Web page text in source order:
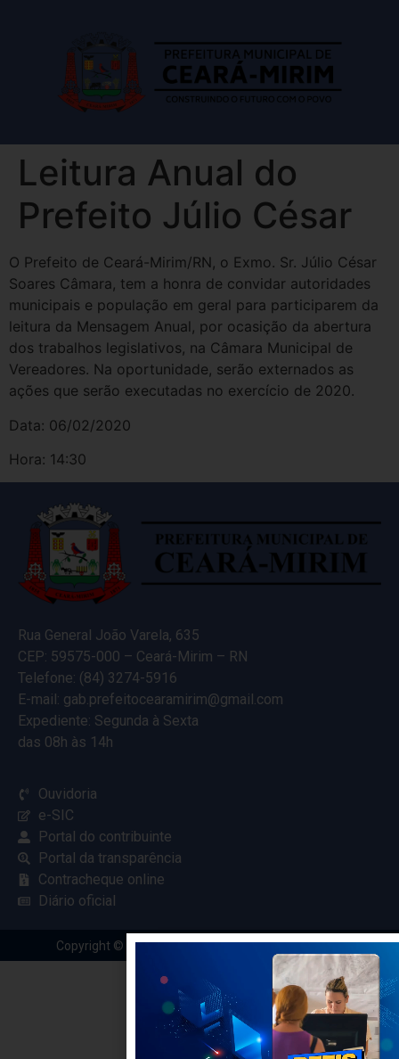
Leitura Anual do
Prefeito Júlio César
O Prefeito de Ceará-Mirim/RN, o Exmo. Sr. Júlio César
Soares Câmara, tem a honra de convidar autoridades
municipais e população em geral para participarem da
leitura da Mensagem Anual, por ocasição da abertura
dos trabalhos legislativos, na Câmara Municipal de
Vereadores. Na oportunidade, serão externados as
ações que serão executadas no exercício de 2020.
Data: 06/02/2020
Hora: 14:30
Rua General João Varela, 635
CEP: 59575-000 – Ceará-Mirim – RN
Telefone: (84) 3274-5916
E-mail: gab.prefeitocearamirim@gmail.com
Expediente: Segunda à Sexta
das 08h às 14h
Ouvidoria
e-SIC
Portal do contribuinte
Portal da transparência
Contracheque online
Diário oficial
Copyright © 2024 Criado com pela Renovar Web